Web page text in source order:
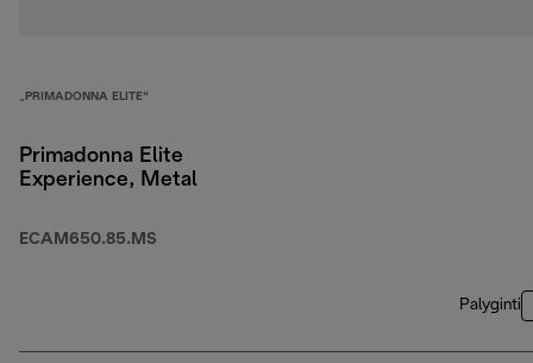
„PRIMADONNA ELITE“
Primadonna Elite
Experience, Metal
ECAM650.85.MS
Palyginti